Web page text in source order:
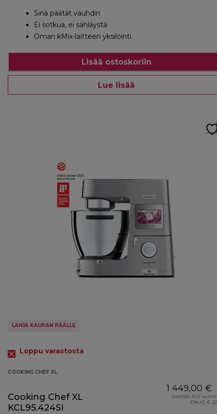
Sinä päätät vauhdin
Ei sotkua, ei sähläystä
Oman kMix-laitteen yksilöinti
Lisää ostoskoriin
Lue lisää
LAHJA KAUPAN PÄÄLLE
Loppu varastosta
COOKING CHEF XL
Cooking Chef XL
KCL95.424SI
1 449,00 €
Sisältää ALV-
294,42 €